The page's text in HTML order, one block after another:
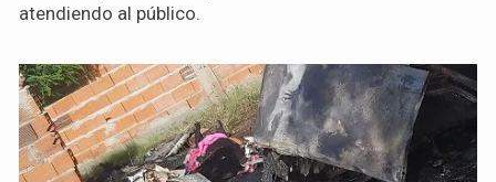
atendiendo al público.